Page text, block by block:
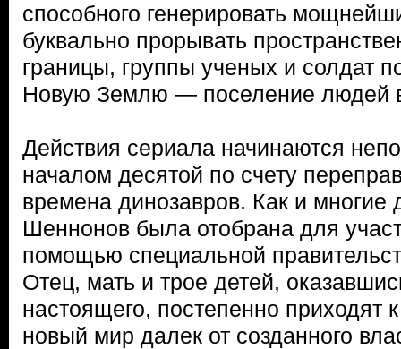
способного генерировать
буквально прорывать
границы, группы ученых и солдат
Новую Землю — поселение людей
Действия сериала начинаются
началом десятой по счету
времена динозавров. Как и многие
Шеннонов была отобрана для
помощью специальной
Отец, мать и трое детей,
настоящего, постепенно приходят
новый мир далек от созданного